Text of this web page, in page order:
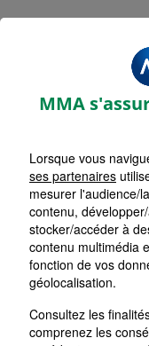
Rechercher une
Commencez à
Aucune
LISTE AGENCES
HORAIRES
09h00 - 12h00 / 13h30
2 SOISSONS
HORAIRES
09h00 - 12h00 / 13h45 -
MMA
Lorsque vous
ses partenaires
mesurer l'audience/
contenu,
stocker/accéder à
contenu multimédia
fonction de vos
géolocalisation.
Consultez les
comprenez les